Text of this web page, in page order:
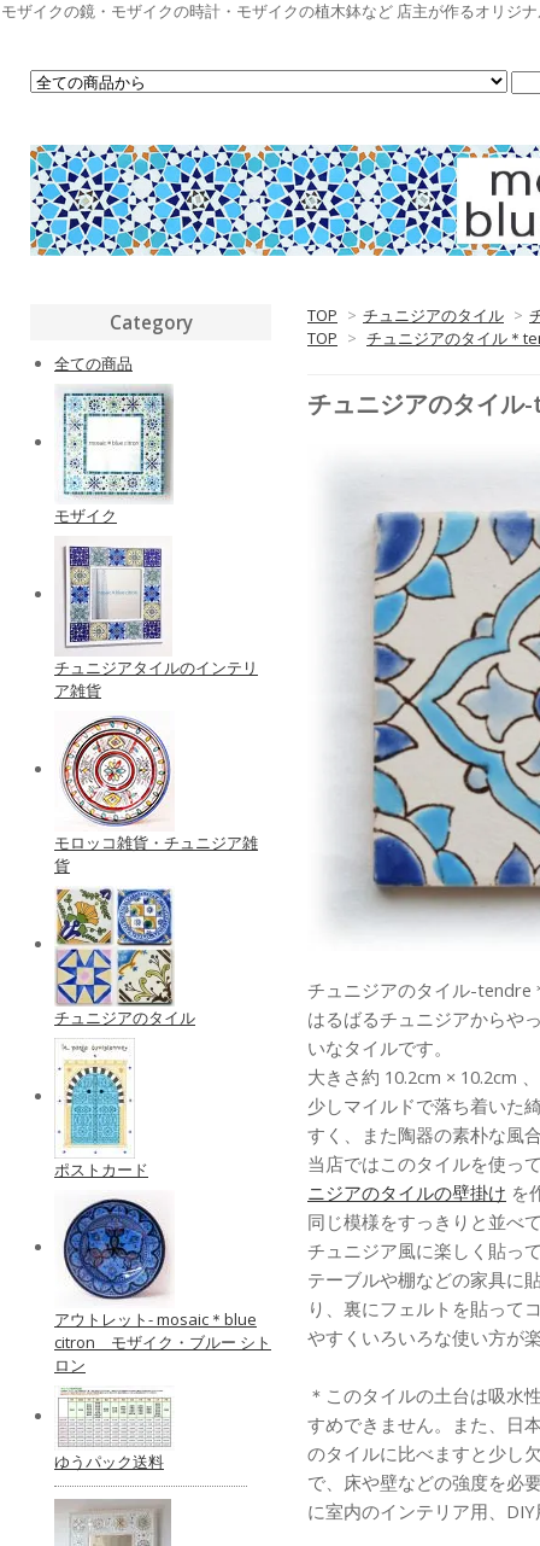
モザイクの鏡・モザイクの時計・モザイクの植木鉢など 店主が作るオリジ
TOP > チュニジアのタイル >
TOP > チュニジアのタイル＊
チュニジアのタイ
チュニジアのタイル-tendre
はるばるチュニジアからや
いなタイルです。
大きさ約 10.2cm × 10.2cm
少しマイルドで落ち着いた
すく、また陶器の素朴な風
当店ではこのタイルを使っ
ニジアのタイルの壁掛け を
同じ模様をすっきりと並べ
チュニジア風に楽しく貼っ
テーブルや棚などの家具に
り、裏にフェルトを貼って
やすくいろいろな使い方が
＊このタイルの土台は吸水
すめできません。また、日
のタイルに比べますと少し
で、床や壁などの強度を必
に室内のインテリア用、
Category
全ての商品
モザイク
チュニジアタイルのインテリ
ア雑貨
モロッコ雑貨・チュニジア雑
貨
チュニジアのタイル
ポストカード
アウトレット- mosaic＊blue
citron モザイク・ブルー シト
ロン
ゆうパック送料